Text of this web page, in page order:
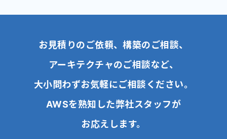
お見積りのご依頼、構築のご相談、
アーキテクチャのご相談など、
大小問わずお気軽にご相談ください。
AWSを熟知した弊社スタッフが
お応えします。